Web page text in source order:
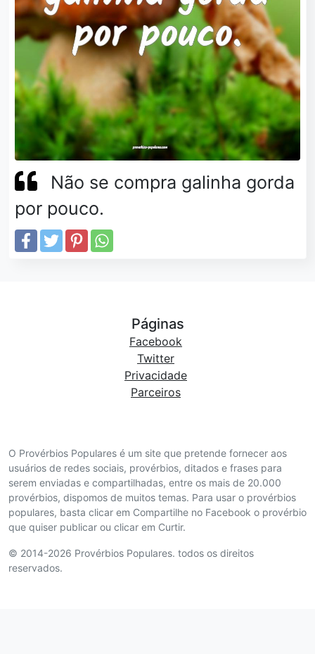
Não se compra galinha gorda
por pouco.
O Provérbios Populares é um site que pretende fornecer aos
usuários de redes sociais, provérbios, ditados e frases para
serem enviadas e compartilhadas, entre os mais de 20.000
provérbios, dispomos de muitos temas. Para usar o provérbios
populares, basta clicar em Compartilhe no Facebook o provérbio
que quiser publicar ou clicar em Curtir.
© 2014-2026 Provérbios Populares. todos os direitos
reservados.
Páginas
Facebook
Twitter
Privacidade
Parceiros